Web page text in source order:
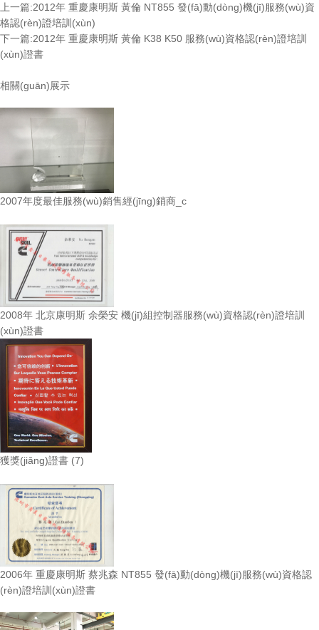
上一篇:2012年 重慶康明斯 黃倫 NT855 發(fā)動(dòng)機(jī)服務(wù)資
格認(rèn)證培訓(xùn)
下一篇:2012年 重慶康明斯 黃倫 K38 K50 服務(wù)資格認(rèn)證培訓
(xùn)證書
相關(guān)展示
2007年度最佳服務(wù)銷售經(jīng)銷商_c
2008年 北京康明斯 余榮安 機(jī)組控制器服務(wù)資格認(rèn)證培訓
(xùn)證書
獲獎(jiǎng)證書 (7)
2006年 重慶康明斯 蔡兆森 NT855 發(fā)動(dòng)機(jī)服務(wù)資格認
(rèn)證培訓(xùn)證書